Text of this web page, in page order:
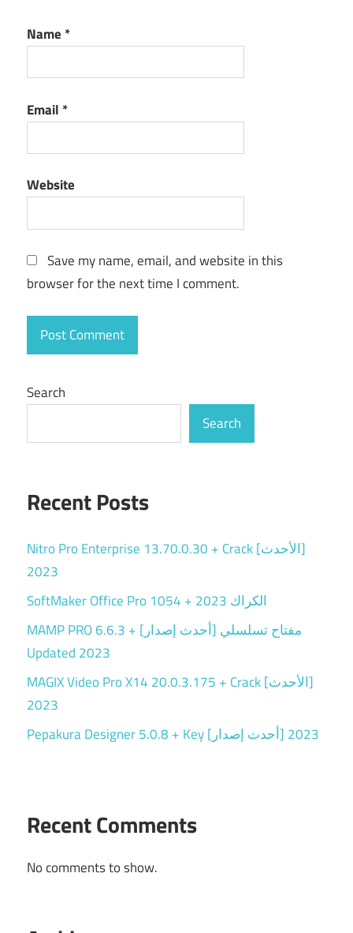
Name *
Email *
Website
Save my name, email, and website in this
browser for the next time I comment.
Search
Search
Recent Posts
Nitro Pro Enterprise 13.70.0.30 + Crack [الأحدث]
2023
SoftMaker Office Pro 1054 + الكراك 2023
MAMP PRO 6.6.3 + مفتاح تسلسلي [أحدث إصدار]
Updated 2023
MAGIX Video Pro X14 20.0.3.175 + Crack [الأحدث]
2023
Pepakura Designer 5.0.8 + Key [أحدث إصدار] 2023
Recent Comments
No comments to show.